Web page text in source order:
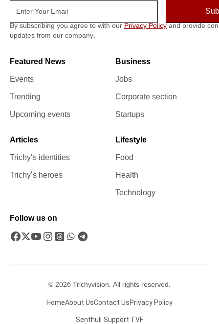
By subscribing you agree to with our Privacy Policy and provide
updates from our company.
Featured News
Events
Trending
Upcoming events
Business
Jobs
Corporate section
Startups
Articles
Trichy’s identities
Trichy’s heroes
Lifestyle
Food
Health
Technology
Follow us on
© 2026 Trichyvision. All rights reserved.
HomeAbout UsContact UsPrivacy Policy
Senthuli Support TVF